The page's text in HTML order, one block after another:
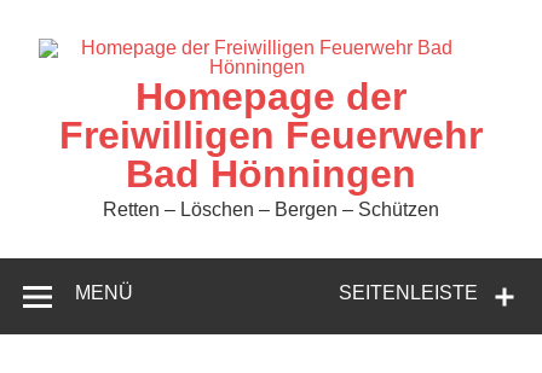
springen
Homepage der
Freiwilligen Feuerwehr
Bad Hönningen
Retten – Löschen – Bergen – Schützen
SEITENLEISTE
MENÜ